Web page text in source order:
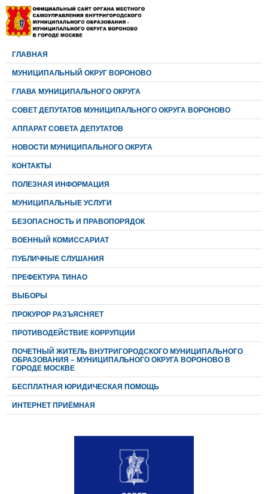
ГЛАВНАЯ
МУНИЦИПАЛЬНЫЙ ОКРУГ ВОРОНОВО
ГЛАВА МУНИЦИПАЛЬНОГО ОКРУГА
CОВЕТ ДЕПУТАТОВ МУНИЦИПАЛЬНОГО ОКРУГА ВОРОНОВО
АППАРАТ СОВЕТА ДЕПУТАТОВ
НОВОСТИ МУНИЦИПАЛЬНОГО ОКРУГА
КОНТАКТЫ
ПОЛЕЗНАЯ ИНФОРМАЦИЯ
МУНИЦИПАЛЬНЫЕ УСЛУГИ
БЕЗОПАСНОСТЬ И ПРАВОПОРЯДОК
ВОЕННЫЙ КОМИССАРИАТ
ПУБЛИЧНЫЕ СЛУШАНИЯ
ПРЕФЕКТУРА ТИНАО
ВЫБОРЫ
ПРОКУРОР РАЗЪЯСНЯЕТ
ПРОТИВОДЕЙСТВИЕ КОРРУПЦИИ
ПОЧЕТНЫЙ ЖИТЕЛЬ ВНУТРИГОРОДСКОГО МУНИЦИПАЛЬНОГО
ОБРАЗОВАНИЯ – МУНИЦИПАЛЬНОГО ОКРУГА ВОРОНОВО В
ГОРОДЕ МОСКВЕ
БЕСПЛАТНАЯ ЮРИДИЧЕСКАЯ ПОМОЩЬ
ИНТЕРНЕТ ПРИЁМНАЯ